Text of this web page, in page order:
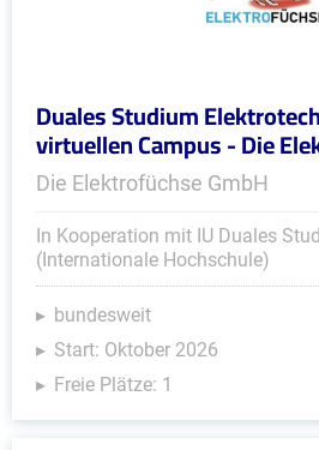
Duales Studium
virtuellen Campus - Die
Die Elektrofüchse GmbH
In Kooperation mit IU Duales
(Internationale Hochschule)
bundesweit
Start: Oktober 2026
Freie Plätze: 1